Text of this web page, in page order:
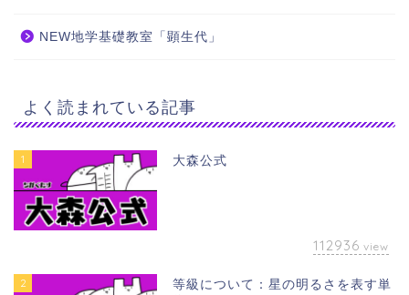
NEW地学基礎教室「顕生代」
よく読まれている記事
1 大森公式
112936 view
2
等級について：星の明るさを表す単